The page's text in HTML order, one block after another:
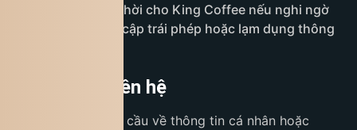
Thông báo kịp thời cho King Coffee nếu nghi ngờ
có hành vi truy cập trái phép hoặc lạm dụng thông
8. Hỗ trợ & liên hệ
Mọi thắc mắc, yêu cầu về thông tin cá nhân hoặc